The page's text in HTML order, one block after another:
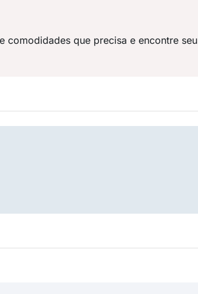
comodidades que precisa e encontre seu